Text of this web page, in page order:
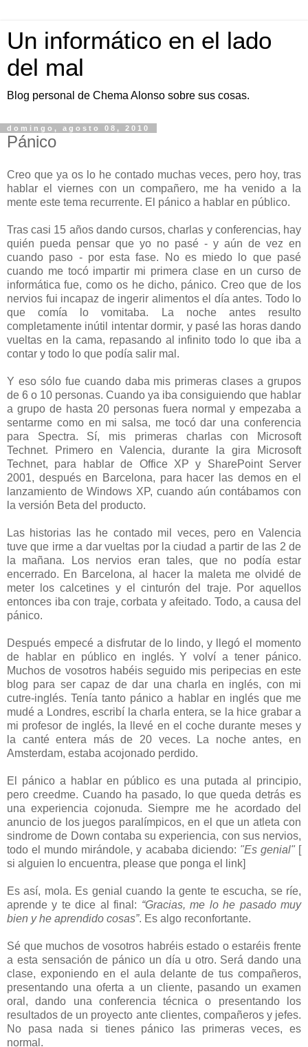
Un informático en el lado
del mal
Blog personal de Chema Alonso sobre sus cosas.
domingo, agosto 08, 2010
Pánico
Creo que ya os lo he contado muchas veces, pero hoy, tras
hablar el viernes con un compañero, me ha venido a la
mente este tema recurrente. El pánico a hablar en público.
Tras casi 15 años dando cursos, charlas y conferencias, hay
quién pueda pensar que yo no pasé - y aún de vez en
cuando paso - por esta fase. No es miedo lo que pasé
cuando me tocó impartir mi primera clase en un curso de
informática fue, como os he dicho, pánico. Creo que de los
nervios fui incapaz de ingerir alimentos el día antes. Todo lo
que comía lo vomitaba. La noche antes resulto
completamente inútil intentar dormir, y pasé las horas dando
vueltas en la cama, repasando al infinito todo lo que iba a
contar y todo lo que podía salir mal.
Y eso sólo fue cuando daba mis primeras clases a grupos
de 6 o 10 personas. Cuando ya iba consiguiendo que hablar
a grupo de hasta 20 personas fuera normal y empezaba a
sentarme como en mi salsa, me tocó dar una conferencia
para Spectra. Sí, mis primeras charlas con Microsoft
Technet. Primero en Valencia, durante la gira Microsoft
Technet, para hablar de Office XP y SharePoint Server
2001, después en Barcelona, para hacer las demos en el
lanzamiento de Windows XP, cuando aún contábamos con
la versión Beta del producto.
Las historias las he contado mil veces, pero en Valencia
tuve que irme a dar vueltas por la ciudad a partir de las 2 de
la mañana. Los nervios eran tales, que no podía estar
encerrado. En Barcelona, al hacer la maleta me olvidé de
meter los calcetines y el cinturón del traje. Por aquellos
entonces iba con traje, corbata y afeitado. Todo, a causa del
pánico.
Después empecé a disfrutar de lo lindo, y llegó el momento
de hablar en público en inglés. Y volví a tener pánico.
Muchos de vosotros habéis seguido mis peripecias en este
blog para ser capaz de dar una charla en inglés, con mi
cutre-inglés. Tenía tanto pánico a hablar en inglés que me
mudé a Londres, escribí la charla entera, se la hice grabar a
mi profesor de inglés, la llevé en el coche durante meses y
la canté entera más de 20 veces. La noche antes, en
Amsterdam, estaba acojonado perdido.
El pánico a hablar en público es una putada al principio,
pero creedme. Cuando ha pasado, lo que queda detrás es
una experiencia cojonuda. Siempre me he acordado del
anuncio de los juegos paralímpicos, en el que un atleta con
sindrome de Down contaba su experiencia, con sus nervios,
todo el mundo mirándole, y acababa diciendo: "Es genial"[
si alguien lo encuentra, please que ponga el link]
Es así, mola. Es genial cuando la gente te escucha, se ríe,
aprende y te dice al final: “Gracias, me lo he pasado muy
bien y he aprendido cosas”. Es algo reconfortante.
Sé que muchos de vosotros habréis estado o estaréis frente
a esta sensación de pánico un día u otro. Será dando una
clase, exponiendo en el aula delante de tus compañeros,
presentando una oferta a un cliente, pasando un examen
oral, dando una conferencia técnica o presentando los
resultados de un proyecto ante clientes, compañeros y jefes.
No pasa nada si tienes pánico las primeras veces, es
normal.